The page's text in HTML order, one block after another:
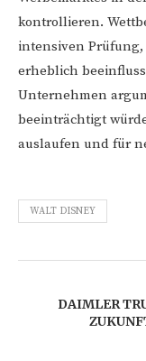
kontrollieren.
intensiven
erheblich
Unternehmen
beeinträchtigt
auslaufen und für
WALT DISNEY
DAIMLER